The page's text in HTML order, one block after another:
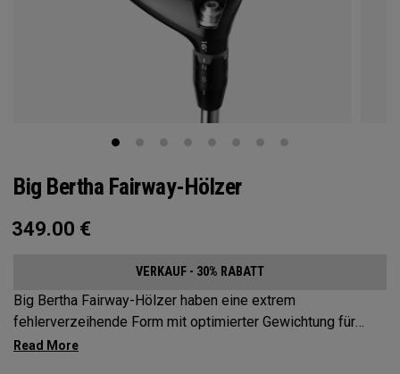
Big Bertha Fairway-Hölzer
349.00 €
VERKAUF - 30% RABATT
Big Bertha Fairway-Hölzer haben eine extrem
fehlerverzeihende Form mit optimierter Gewichtung für
Spieler, die ihre Slices reduzieren und denen bei einer